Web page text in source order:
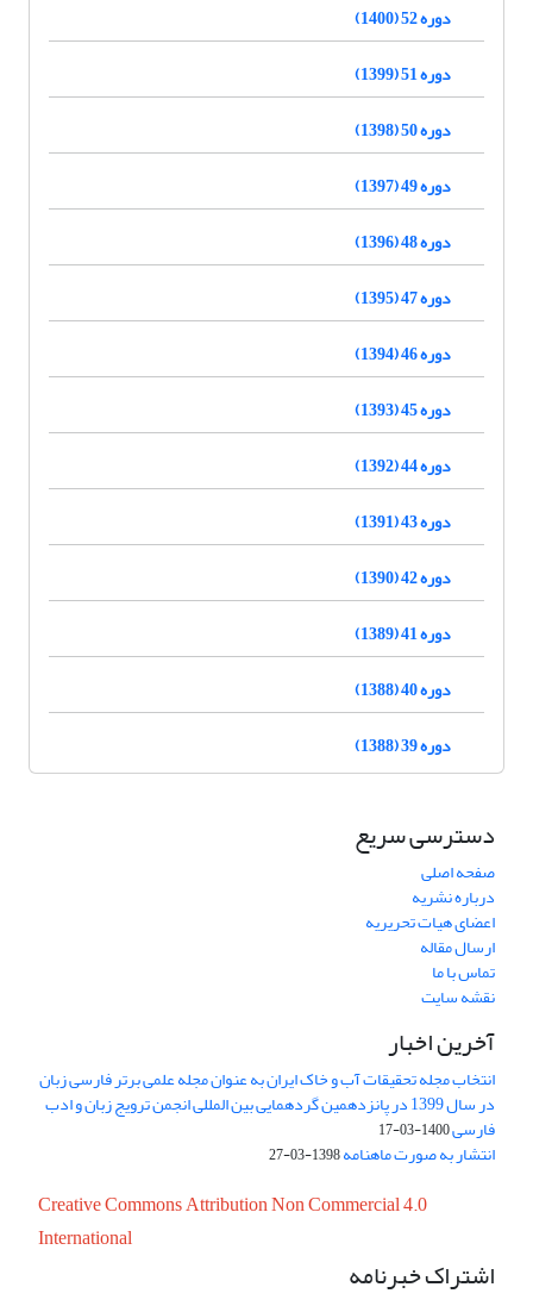
دوره 52 (1400)
دوره 51 (1399)
دوره 50 (1398)
دوره 49 (1397)
دوره 48 (1396)
دوره 47 (1395)
دوره 46 (1394)
دوره 45 (1393)
دوره 44 (1392)
دوره 43 (1391)
دوره 42 (1390)
دوره 41 (1389)
دوره 40 (1388)
دوره 39 (1388)
دسترسی سریع
صفحه اصلی
درباره نشریه
اعضای هیات تحریریه
ارسال مقاله
تماس با ما
نقشه سایت
آخرین اخبار
انتخاب مجله تحقیقات آب و خاک ایران به عنوان مجله علمی برتر فارسی زبان
در سال 1399 در پانزدهمین گردهمایی بین المللی انجمن ترویج زبان و ادب
فارسی1400-03-17
انتشار به صورت ماهنامه1398-03-27
Creative Commons Attribution Non Commercial 4.0
International
اشتراک خبرنامه